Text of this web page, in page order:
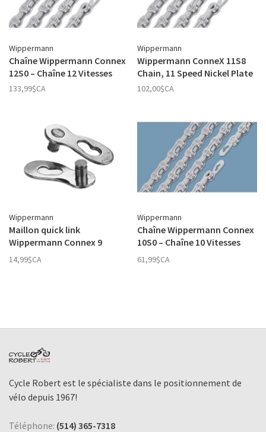
Wippermann
Chaîne Wippermann Connex
12S0 – Chaîne 12 Vitesses
133,99$CA
Wippermann
Wippermann ConneX 11S8
Chain, 11 Speed Nickel Plate
102,00$CA
Wippermann
Maillon quick link
Wippermann Connex 9
vitesses
14,99$CA
Wippermann
Chaîne Wippermann Connex
10S0 – Chaîne 10 Vitesses
Abordable et Fiable
61,99$CA
Cycle Robert est le spécialiste dans le positionnement de
vélo depuis 1967!
Téléphone: (514) 365-7318